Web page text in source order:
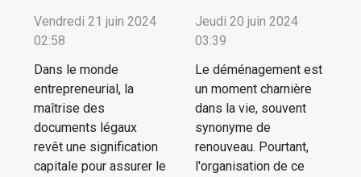
Vendredi 21 juin 2024
02:58
Dans le monde
entrepreneurial, la
maîtrise des
documents légaux
revêt une signification
capitale pour assurer le
Jeudi 20 juin 2024
03:39
Le déménagement est
un moment charnière
dans la vie, souvent
synonyme de
renouveau. Pourtant,
l'organisation de ce